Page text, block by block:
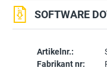
Artikelnr.:
Fabrikant nr:
SOFTWARE